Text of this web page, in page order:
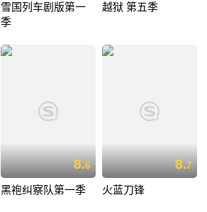
雪国列车剧版第一
季
越狱 第五季
8.6
黑袍纠察队第一季
8.7
火蓝刀锋